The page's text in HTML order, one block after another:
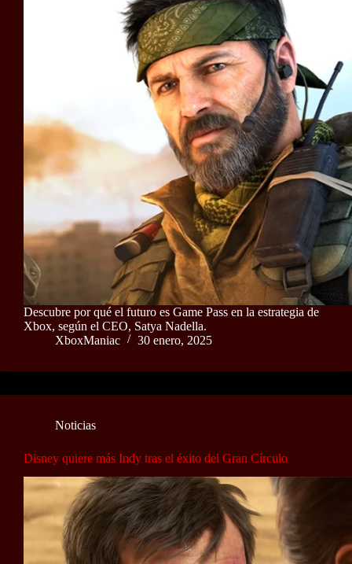
Descubre por qué el futuro es Game Pass en la estrategia de
Xbox, según el CEO, Satya Nadella.
XboxManiac
30 enero, 2025
Noticias
Disney quiere más Indy tras el éxito del Gran Círculo